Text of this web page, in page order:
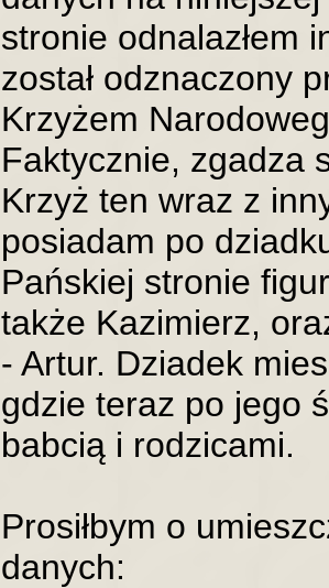
stronie odnalazłem
został odznaczony
Krzyżem
Faktycznie, zgadza
Krzyż ten wraz z
posiadam po
Pańskiej stronie
także Kazimierz,
- Artur. Dziadek
gdzie teraz po jego
babcią i rodzicami.
Prosiłbym o
danych: